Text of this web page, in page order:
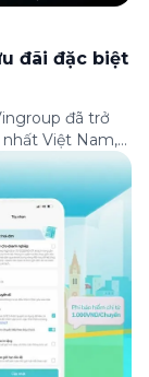
đãi đặc biệt
đã trở
Việt Nam,
Á theo bảng
niệm 33 năm
trân […]